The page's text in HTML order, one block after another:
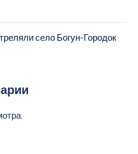
село Богун-Городок